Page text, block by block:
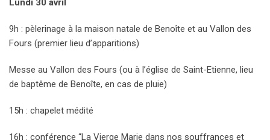
9h : pèlerinage à la maison natale de Benoîte et au Vallon des
Fours (premier lieu d’apparitions)
Messe au Vallon des Fours (ou à l’église de Saint-Etienne, lieu
de baptême de Benoîte, en cas de pluie)
15h : chapelet médité
16h : conférence “La Vierge Marie dans nos souffrances et